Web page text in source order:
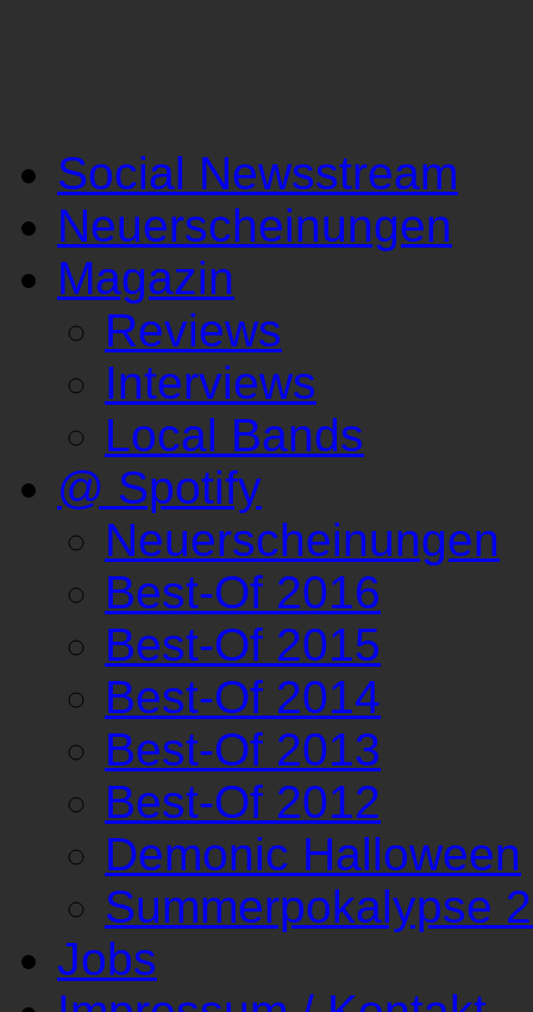
Social Newsstream
Neuerscheinungen
Magazin
Reviews
Interviews
Local Bands
@ Spotify
Neuerscheinungen
Best-Of 2016
Best-Of 2015
Best-Of 2014
Best-Of 2013
Best-Of 2012
Demonic Halloween
Summerpokalypse
Jobs